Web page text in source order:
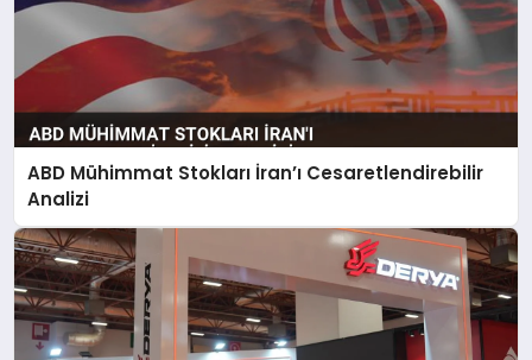
ABD Mühimmat Stokları İran’ı Cesaretlendirebilir
Analizi